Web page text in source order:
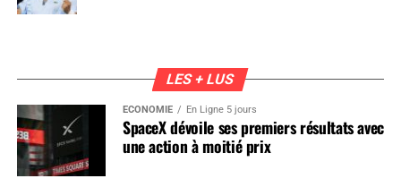
LES + LUS
ÉCONOMIE En Ligne 5 jours
SpaceX dévoile ses premiers résultats avec
une action à moitié prix